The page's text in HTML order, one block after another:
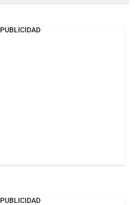
PUBLICIDAD
PUBLICIDAD